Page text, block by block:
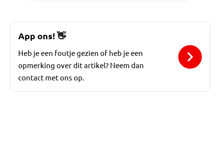
App ons!👋
Heb je een foutje gezien of heb je een
opmerking over dit artikel? Neem dan
contact met ons op.